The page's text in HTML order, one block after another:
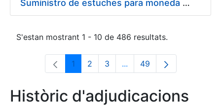
Suministro de estuches para moneda de 30 €
S'estan mostrant 1 - 10 de 486 resultats.
Pàgina
1 Pàgina
2 Pàgina
3 ...Pàgines intermèdies
Pàgina
49
Històric d'adjudicacions